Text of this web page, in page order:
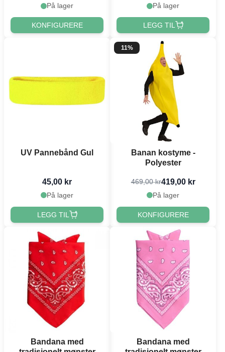
På lager
KONFIGURERE
På lager
LEGG TIL
UV Pannebånd Gul
45,00 kr
På lager
LEGG TIL
11%
Banan kostyme -
Polyester
469,00 kr419,00 kr
På lager
KONFIGURERE
Bandana med
Bandana med